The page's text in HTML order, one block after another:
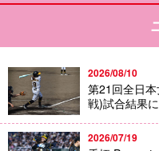
2026/08/10
第21回全日
戦)試合結果
2026/07/19